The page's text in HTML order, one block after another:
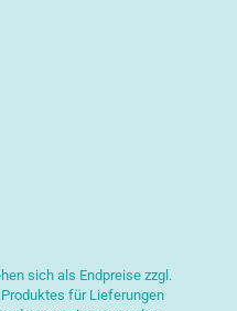
sich als Endpreise zzgl.
für Lieferungen